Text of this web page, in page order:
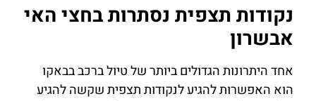
נקודות תצפית נסתרות בחצי האי
אבשרון
אחד היתרונות הגדולים ביותר של טיול ברכב בבאקו
הוא האפשרות להגיע לנקודות תצפית שקשה להגיע